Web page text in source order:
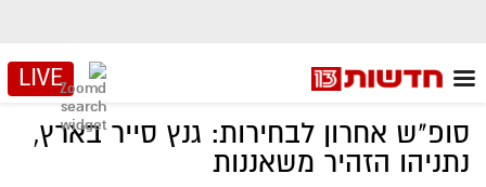
LIVE
סופ"ש אחרון לבחירות: גנץ סייר בארץ,
נתניהו הזהיר משאננות